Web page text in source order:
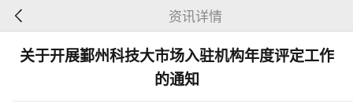
资讯详情
关于开展鄞州科技大市场入驻机构年度评定工作
的通知